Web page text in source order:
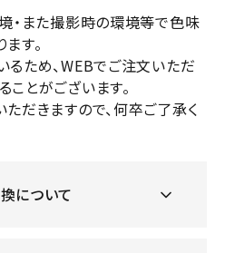
・また撮影時の環境等で色味
す。
ため、WEBでご注文いただ
とがございます。
だきますので、何卒ご了承く
について